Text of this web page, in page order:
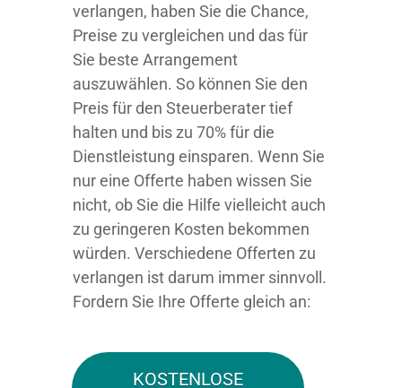
verlangen, haben Sie die Chance,
Preise zu vergleichen und das für
Sie beste Arrangement
auszuwählen. So können Sie den
Preis für den Steuerberater tief
halten und bis zu 70% für die
Dienstleistung einsparen. Wenn Sie
nur eine Offerte haben wissen Sie
nicht, ob Sie die Hilfe vielleicht auch
zu geringeren Kosten bekommen
würden. Verschiedene Offerten zu
verlangen ist darum immer sinnvoll.
Fordern Sie Ihre Offerte gleich an:
KOSTENLOSE